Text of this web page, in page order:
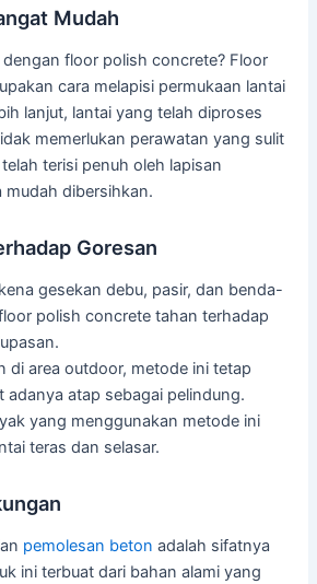
Mudah
floor polish concrete? Floor
cara melapisi permukaan lantai
lanjut, lantai yang telah diproses
memerlukan perawatan yang sulit
terisi penuh oleh lapisan
dibersihkan.
Goresan
gesekan debu, pasir, dan benda-
polish concrete tahan terhadap
di area outdoor, metode ini tetap
adanya atap sebagai pelindung.
yang menggunakan metode ini
teras dan selasar.
pemolesan beton adalah sifatnya
ini terbuat dari bahan alami yang